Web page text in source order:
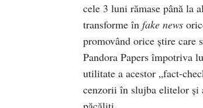
cele 3 luni rămase până la
transforme în fake news
promovând orice știre care
Pandora Papers împotriva
utilitate a acestor „fact-
cenzorii în slujba elitelor și